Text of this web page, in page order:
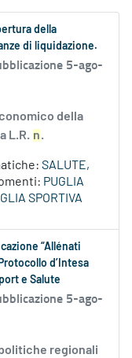
della
di liquidazione.
5-ago-
della
L.R. n.
SALUTE,
PUGLIA
SPORTIVA
“Allénati
d’Intesa
e Salute
5-ago-
regionali